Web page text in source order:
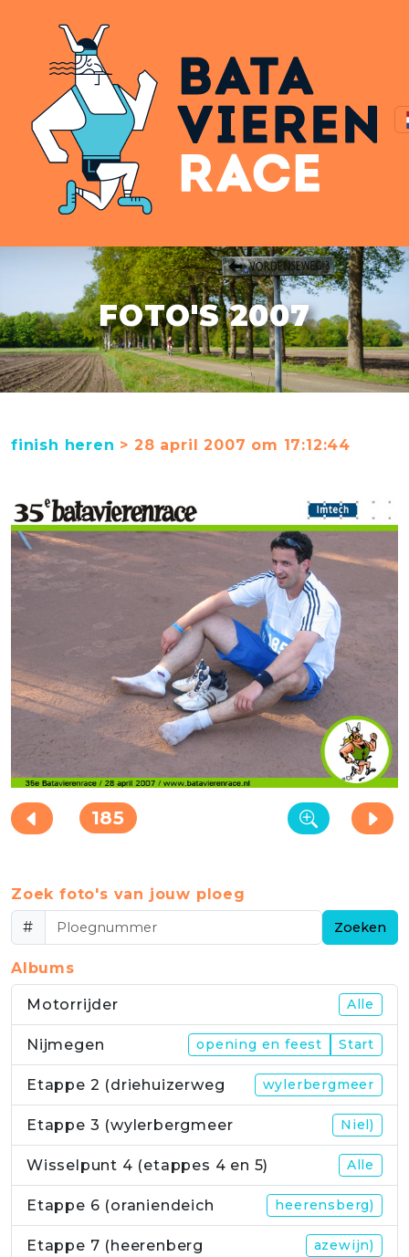
FOTO'S 2007
finish heren > 28 april 2007 om 17:12:44
185
Zoek foto's van jouw ploeg
#
Zoeken
Albums
Motorrijder Alle
Nijmegen opening en feest Start
Etappe 2 (driehuizerweg wylerbergmeer
Etappe 3 (wylerbergmeer Niel)
Wisselpunt 4 (etappes 4 en 5) Alle
Etappe 6 (oraniendeich heerensberg)
Etappe 7 (heerenberg azewijn)